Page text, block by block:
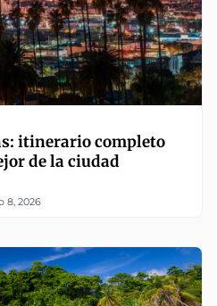
itinerario completo
de la ciudad
8, 2026